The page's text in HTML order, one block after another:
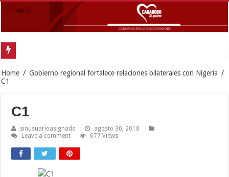
Home / Gobierno regional fortalece relaciones bilaterales con Nigeria /
C1
C1
sinusuarioasignado
agosto 30, 2018
Leave a comment
677 Views